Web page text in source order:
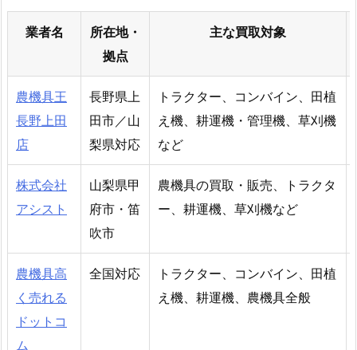
業者名
所在地・
拠点
主な買取対象
農機具王
長野上田
店
長野県上
田市／山
梨県対応
トラクター、コンバイン、田植
え機、耕運機・管理機、草刈機
など
株式会社
アシスト
山梨県甲
府市・笛
吹市
農機具の買取・販売、トラクタ
ー、耕運機、草刈機など
農機具高
く売れる
ドットコ
ム
全国対応
トラクター、コンバイン、田植
え機、耕運機、農機具全般